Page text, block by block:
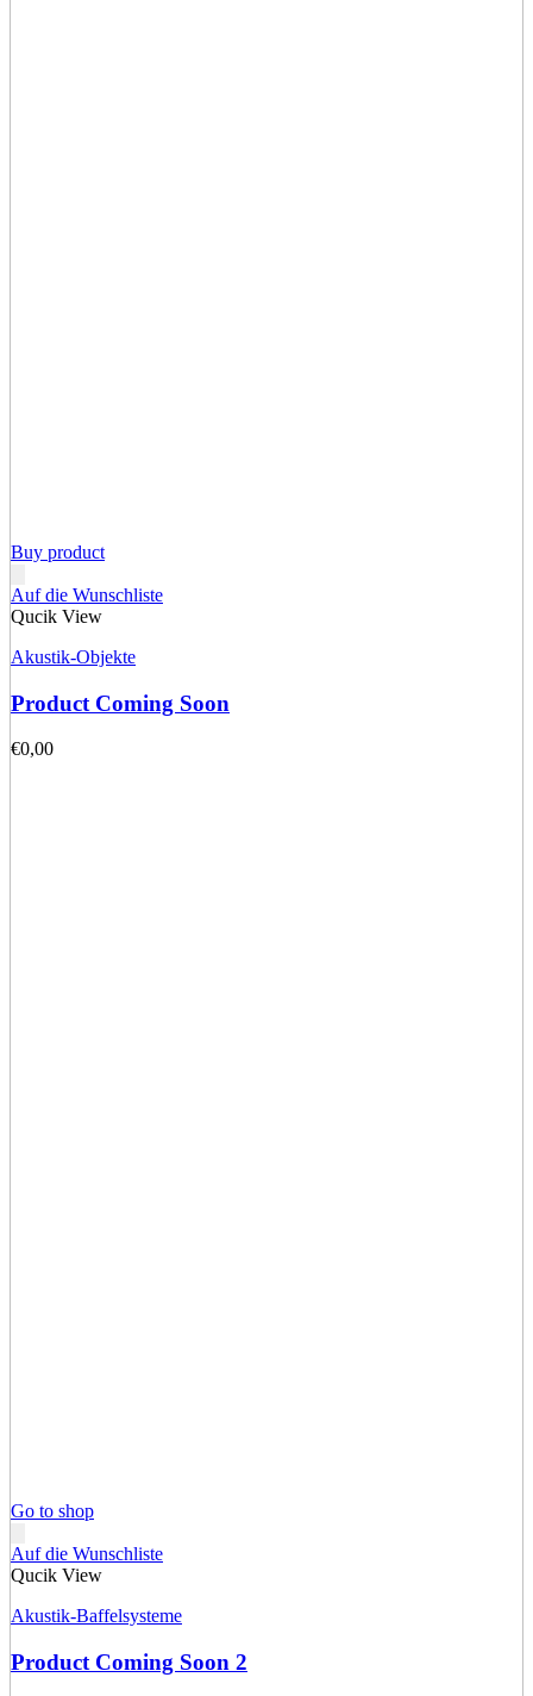
Buy product
Auf die Wunschliste
Qucik View
Akustik-Objekte
Product Coming Soon
€0,00
Go to shop
Auf die Wunschliste
Qucik View
Akustik-Baffelsysteme
Product Coming Soon 2